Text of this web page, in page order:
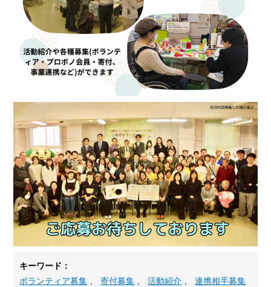
キーワード：
ボランティア募集 、寄付募集 、活動紹介 、連携相手募集